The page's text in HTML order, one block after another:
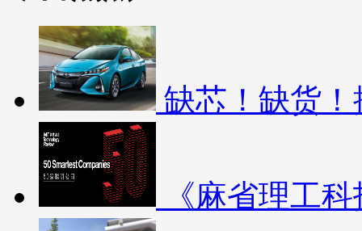
缺芯！缺货
《麻省理工